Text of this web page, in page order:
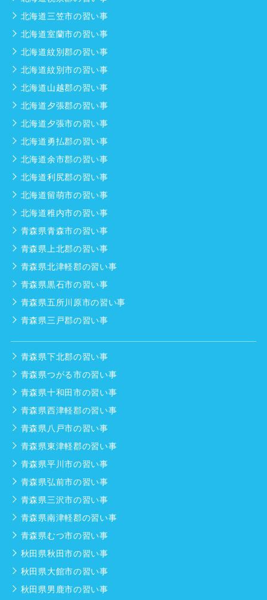
北海道三笠市の習い事
北海道室蘭市の習い事
北海道紋別郡の習い事
北海道紋別市の習い事
北海道山越郡の習い事
北海道夕張郡の習い事
北海道夕張市の習い事
北海道勇払郡の習い事
北海道余市郡の習い事
北海道利尻郡の習い事
北海道留萌市の習い事
北海道稚内市の習い事
青森県青森市の習い事
青森県上北郡の習い事
青森県北津軽郡の習い事
青森県黒石市の習い事
青森県五所川原市の習い事
青森県三戸郡の習い事
青森県下北郡の習い事
青森県つがる市の習い事
青森県十和田市の習い事
青森県西津軽郡の習い事
青森県八戸市の習い事
青森県東津軽郡の習い事
青森県平川市の習い事
青森県弘前市の習い事
青森県三沢市の習い事
青森県南津軽郡の習い事
青森県むつ市の習い事
秋田県秋田市の習い事
秋田県大館市の習い事
秋田県男鹿市の習い事